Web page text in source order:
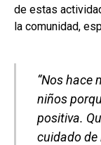
de estas
la comunidad,
“Nos hace
niños
positiva.
cuidado